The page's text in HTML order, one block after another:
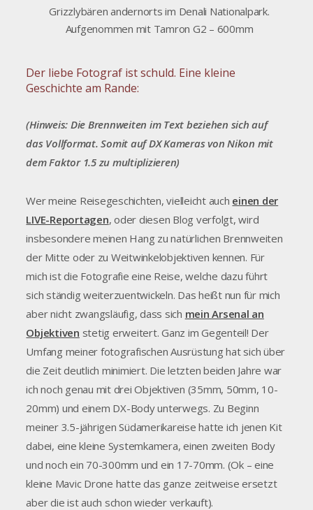
Grizzlybären andernorts im Denali Nationalpark.
Aufgenommen mit Tamron G2 – 600mm
Der liebe Fotograf ist schuld. Eine kleine
Geschichte am Rande:
(Hinweis: Die Brennweiten im Text beziehen sich auf
das Vollformat. Somit auf DX Kameras von Nikon mit
dem Faktor 1.5 zu multiplizieren)
Wer meine Reisegeschichten, vielleicht auch einen der
LIVE-Reportagen, oder diesen Blog verfolgt, wird
insbesondere meinen Hang zu natürlichen Brennweiten
der Mitte oder zu Weitwinkelobjektiven kennen. Für
mich ist die Fotografie eine Reise, welche dazu führt
sich ständig weiterzuentwickeln. Das heißt nun für mich
aber nicht zwangsläufig, dass sich mein Arsenal an
Objektiven stetig erweitert. Ganz im Gegenteil! Der
Umfang meiner fotografischen Ausrüstung hat sich über
die Zeit deutlich minimiert. Die letzten beiden Jahre war
ich noch genau mit drei Objektiven (35mm, 50mm, 10-
20mm) und einem DX-Body unterwegs. Zu Beginn
meiner 3.5-jährigen Südamerikareise hatte ich jenen Kit
dabei, eine kleine Systemkamera, einen zweiten Body
und noch ein 70-300mm und ein 17-70mm. (Ok – eine
kleine Mavic Drone hatte das ganze zeitweise ersetzt
aber die ist auch schon wieder verkauft).